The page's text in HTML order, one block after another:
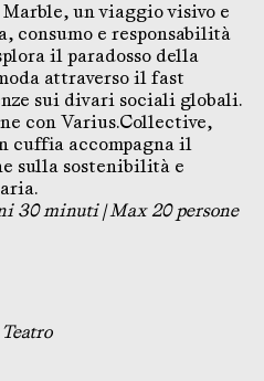
un viaggio visivo e
consumo e responsabilità
il paradosso della
attraverso il fast
sui divari sociali globali.
con Varius.Collective,
cuffia accompagna il
sulla sostenibilità e
30 minuti | Max 20 persone